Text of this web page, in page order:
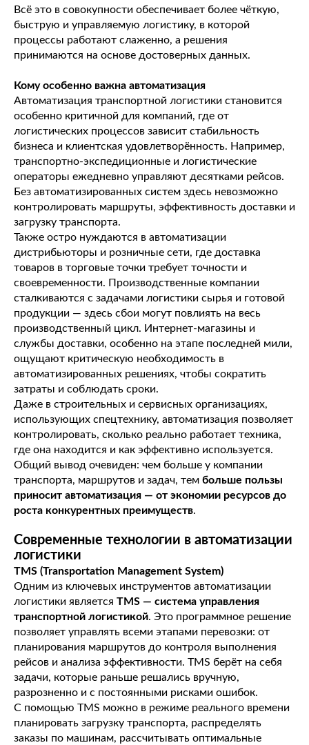
Всё это в совокупности обеспечивает более чёткую,
быструю и управляемую логистику, в которой
процессы работают слаженно, а решения
принимаются на основе достоверных данных.
Кому особенно важна автоматизация
Автоматизация транспортной логистики становится
особенно критичной для компаний, где от
логистических процессов зависит стабильность
бизнеса и клиентская удовлетворённость. Например,
транспортно-экспедиционные и логистические
операторы ежедневно управляют десятками рейсов.
Без автоматизированных систем здесь невозможно
контролировать маршруты, эффективность доставки и
загрузку транспорта.
Также остро нуждаются в автоматизации
дистрибьюторы и розничные сети, где доставка
товаров в торговые точки требует точности и
своевременности. Производственные компании
сталкиваются с задачами логистики сырья и готовой
продукции — здесь сбои могут повлиять на весь
производственный цикл. Интернет-магазины и
службы доставки, особенно на этапе последней мили,
ощущают критическую необходимость в
автоматизированных решениях, чтобы сократить
затраты и соблюдать сроки.
Даже в строительных и сервисных организациях,
использующих спецтехнику, автоматизация позволяет
контролировать, сколько реально работает техника,
где она находится и как эффективно используется.
Общий вывод очевиден: чем больше у компании
транспорта, маршрутов и задач, тем больше пользы
приносит автоматизация — от экономии ресурсов до
роста конкурентных преимуществ.
Современные технологии в автоматизации
логистики
TMS (Transportation Management System)
Одним из ключевых инструментов автоматизации
логистики является TMS — система управления
транспортной логистикой. Это программное решение
позволяет управлять всеми этапами перевозки: от
планирования маршрутов до контроля выполнения
рейсов и анализа эффективности. TMS берёт на себя
задачи, которые раньше решались вручную,
разрозненно и с постоянными рисками ошибок.
С помощью TMS можно в режиме реального времени
планировать загрузку транспорта, распределять
заказы по машинам, рассчитывать оптимальные